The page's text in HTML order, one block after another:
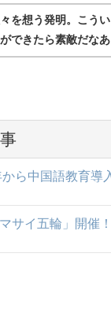
を想う発明。こう
できたら素敵だなあ
ら中国語教育導
サイ五輪」開催！